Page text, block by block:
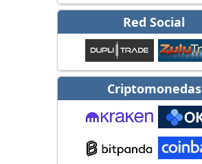
Red Social
Criptomonedas